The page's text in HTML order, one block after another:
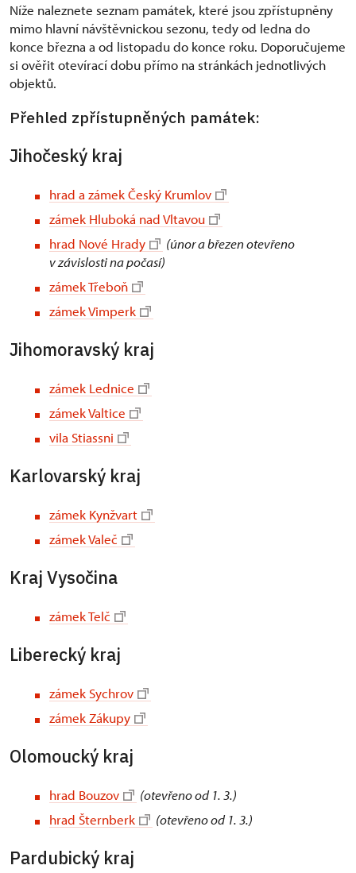
Níže naleznete seznam památek, které jsou zpřístupněny
mimo hlavní návštěvnickou sezonu, tedy od ledna do
konce března a od listopadu do konce roku. Doporučujeme
si ověřit otevírací dobu přímo na stránkách jednotlivých
objektů.
Přehled zpřístupněných památek:
Jihočeský kraj
hrad a zámek Český Krumlov
zámek Hluboká nad Vltavou
hrad Nové Hrady
(únor a březen otevřeno
v závislosti na počasí)
zámek Třeboň
zámek Vimperk
Jihomoravský kraj
zámek Lednice
zámek Valtice
vila Stiassni
Karlovarský kraj
zámek Kynžvart
zámek Valeč
Kraj Vysočina
zámek Telč
Liberecký kraj
zámek Sychrov
zámek Zákupy
Olomoucký kraj
hrad Bouzov
(otevřeno od 1. 3.)
hrad Šternberk
(otevřeno od 1. 3.)
Pardubický kraj